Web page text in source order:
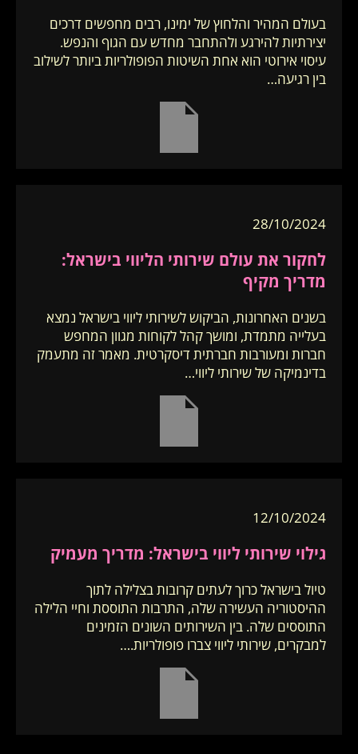
בעולם המהיר והלחוץ של ימינו, רבים מחפשים דרכים
יצירתיות להירגע ולהתחבר מחדש עם הגוף והנפש.
עיסוי אירוטי הוא אחת השיטות הפופולריות ביותר לשילוב
בין רגיעה…
28/10/2024
לחקור את עולם שירותי הליווי בישראל:
מדריך מקיף
בשנים האחרונות, הביקוש לשירותי ליווי בישראל נמצא
בעלייה מתמדת, ומושך קהל לקוחות מגוון המחפש
חברות ומעורבות חברתית דיסקרטית. מאמר זה מתעמק
בדינמיקה של שירותי ליווי…
12/10/2024
גילוי שירותי ליווי בישראל: מדריך מעמיק
טיול בישראל כרוך לעתים קרובות בצלילה לתוך
ההיסטוריה העשירה שלה, התרבות התוססת וחיי הלילה
התוססים שלה. בין השירותים השונים הזמינים
למבקרים, שירותי ליווי צברו פופולריות.…